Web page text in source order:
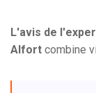
L'avis de
Alfort combine